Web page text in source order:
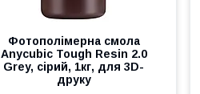
Фотополімерна смола
Anycubic Tough Resin 2.0
Grey, сірий, 1кг, для 3D-
друку